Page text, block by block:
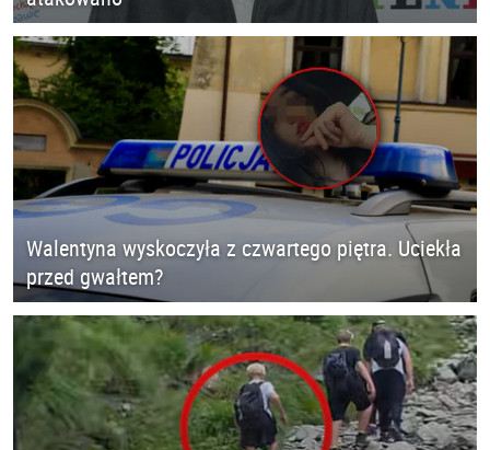
Walentyna wyskoczyła z czwartego piętra. Uciekła
przed gwałtem?